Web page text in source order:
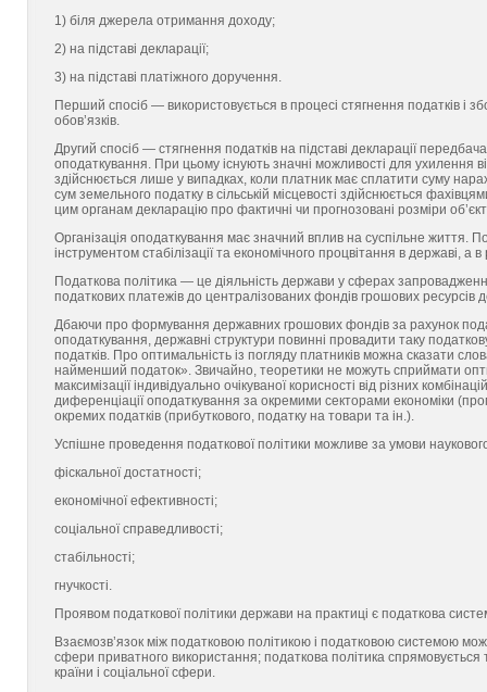
1) біля джерела отримання доходу;
2) на підставі декларації;
3) на підставі платіжного доручення.
Перший спосіб — використовується в процесі стягнення податків і
обов’язків.
Другий спосіб — стягнення податків на підставі декларації
оподаткування. При цьому існують значні можливості для ухилення
здійснюється лише у випадках, коли платник має сплатити суму
сум земельного податку в сільській місцевості здійснюється
цим органам декларацію про фактичні чи прогнозовані розміри
Організація оподаткування має значний вплив на суспільне життя.
інструментом стабілізації та економічного процвітання в державі,
Податкова політика — це діяльність держави у сферах
податкових платежів до централізованих фондів грошових ресурсів
Дбаючи про формування державних грошових фондів за рахунок
оподаткування, державні структури повинні провадити таку
податків. Про оптимальність із погляду платників можна сказати
найменший податок». Звичайно, теоретики не можуть сприймати
максимізації індивідуально очікуваної корисності від різних
диференціації оподаткування за окремими секторами економіки
окремих податків (прибуткового, податку на товари та ін.).
Успішне проведення податкової політики можливе за умови
фіскальної достатності;
економічної ефективності;
соціальної справедливості;
стабільності;
гнучкості.
Проявом податкової політики держави на практиці є податкова
Взаємозв’язок між податковою політикою і податковою системою
сфери приватного використання; податкова політика
країни і соціальної сфери.